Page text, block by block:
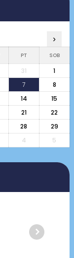
›
PT SOB
31
1
7
8
14
15
21
22
28
29
4 5